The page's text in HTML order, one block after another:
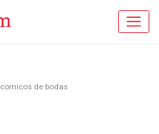
de bodas